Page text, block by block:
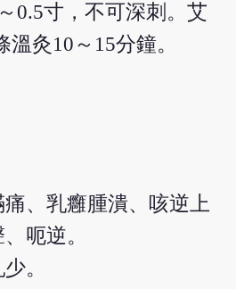
0.5寸，不可深刺。艾
灸10～15分鐘。
、乳癰腫潰、咳逆上
呃逆。
。